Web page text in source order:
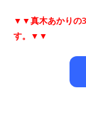
▼▼真木あかりの
す。▼▼